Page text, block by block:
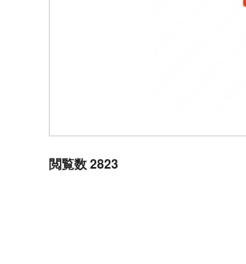
閲覧数 2823